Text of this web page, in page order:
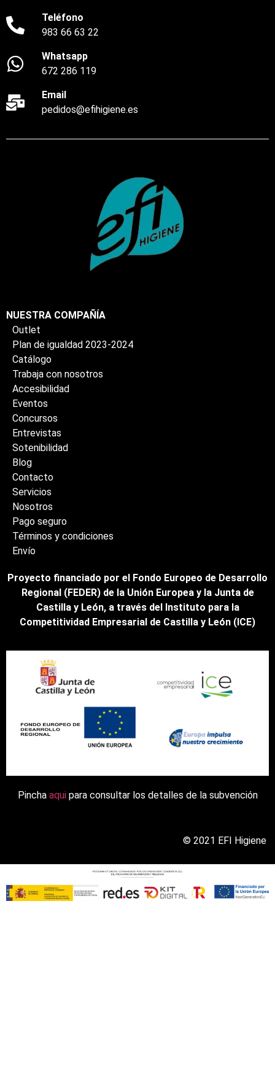
Teléfono
983 66 63 22
Whatsapp
672 286 119
Email
pedidos@efihigiene.es
NUESTRA COMPAÑÍA
Outlet
Plan de igualdad 2023-2024
Catálogo
Trabaja con nosotros
Accesibilidad
Eventos
Concursos
Entrevistas
Sotenibilidad
Blog
Contacto
Servicios
Nosotros
Pago seguro
Términos y condiciones
Envío
Proyecto financiado por el Fondo Europeo de Desarrollo
Regional (FEDER) de la Unión Europea y la Junta de
Castilla y León, a través del Instituto para la
Competitividad Empresarial de Castilla y León (ICE)
Pincha aqui para consultar los detalles de la subvención
© 2021 EFI Higiene